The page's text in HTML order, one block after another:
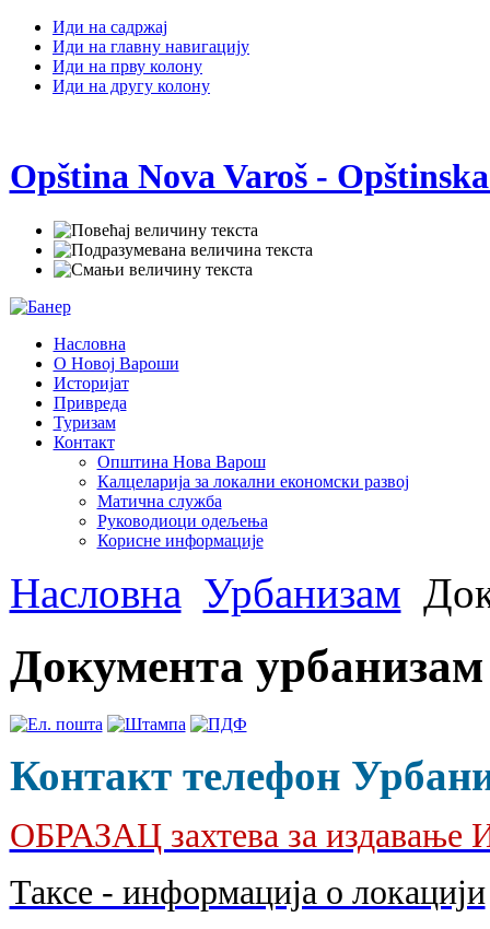
Иди на садржај
Иди на главну навигацију
Иди на прву колону
Иди на другу колону
Opština Nova Varoš -
Насловна
О Новој Вароши
Историјат
Привреда
Туризам
Контакт
Општина Нова Варош
Калцеларија за локални економски развој
Матична служба
Руководиоци одељења
Корисне информације
Насловна Урбанизам
Документа урбанизам
Контакт телефон
ОБРАЗАЦ захтева за
Таксе - информација о локацији